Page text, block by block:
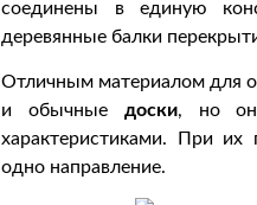
соединены в единую
деревянные балки
Отличным материалом для
и обычные доски, но
характеристиками. При их
одно направление.